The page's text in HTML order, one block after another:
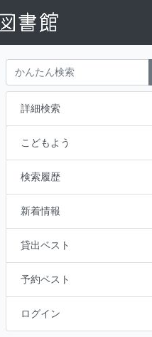
詳細検索
こどもよう
検索履歴
新着情報
貸出ベスト
予約ベスト
ログイン